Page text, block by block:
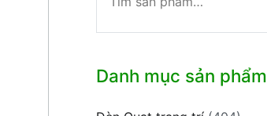
kiếm:
Danh mục sản phẩm